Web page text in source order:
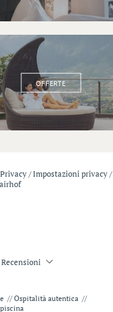
OFFERTE
Privacy/Impostazioni privacy/
Recensioni
//Ospitalità autentica //